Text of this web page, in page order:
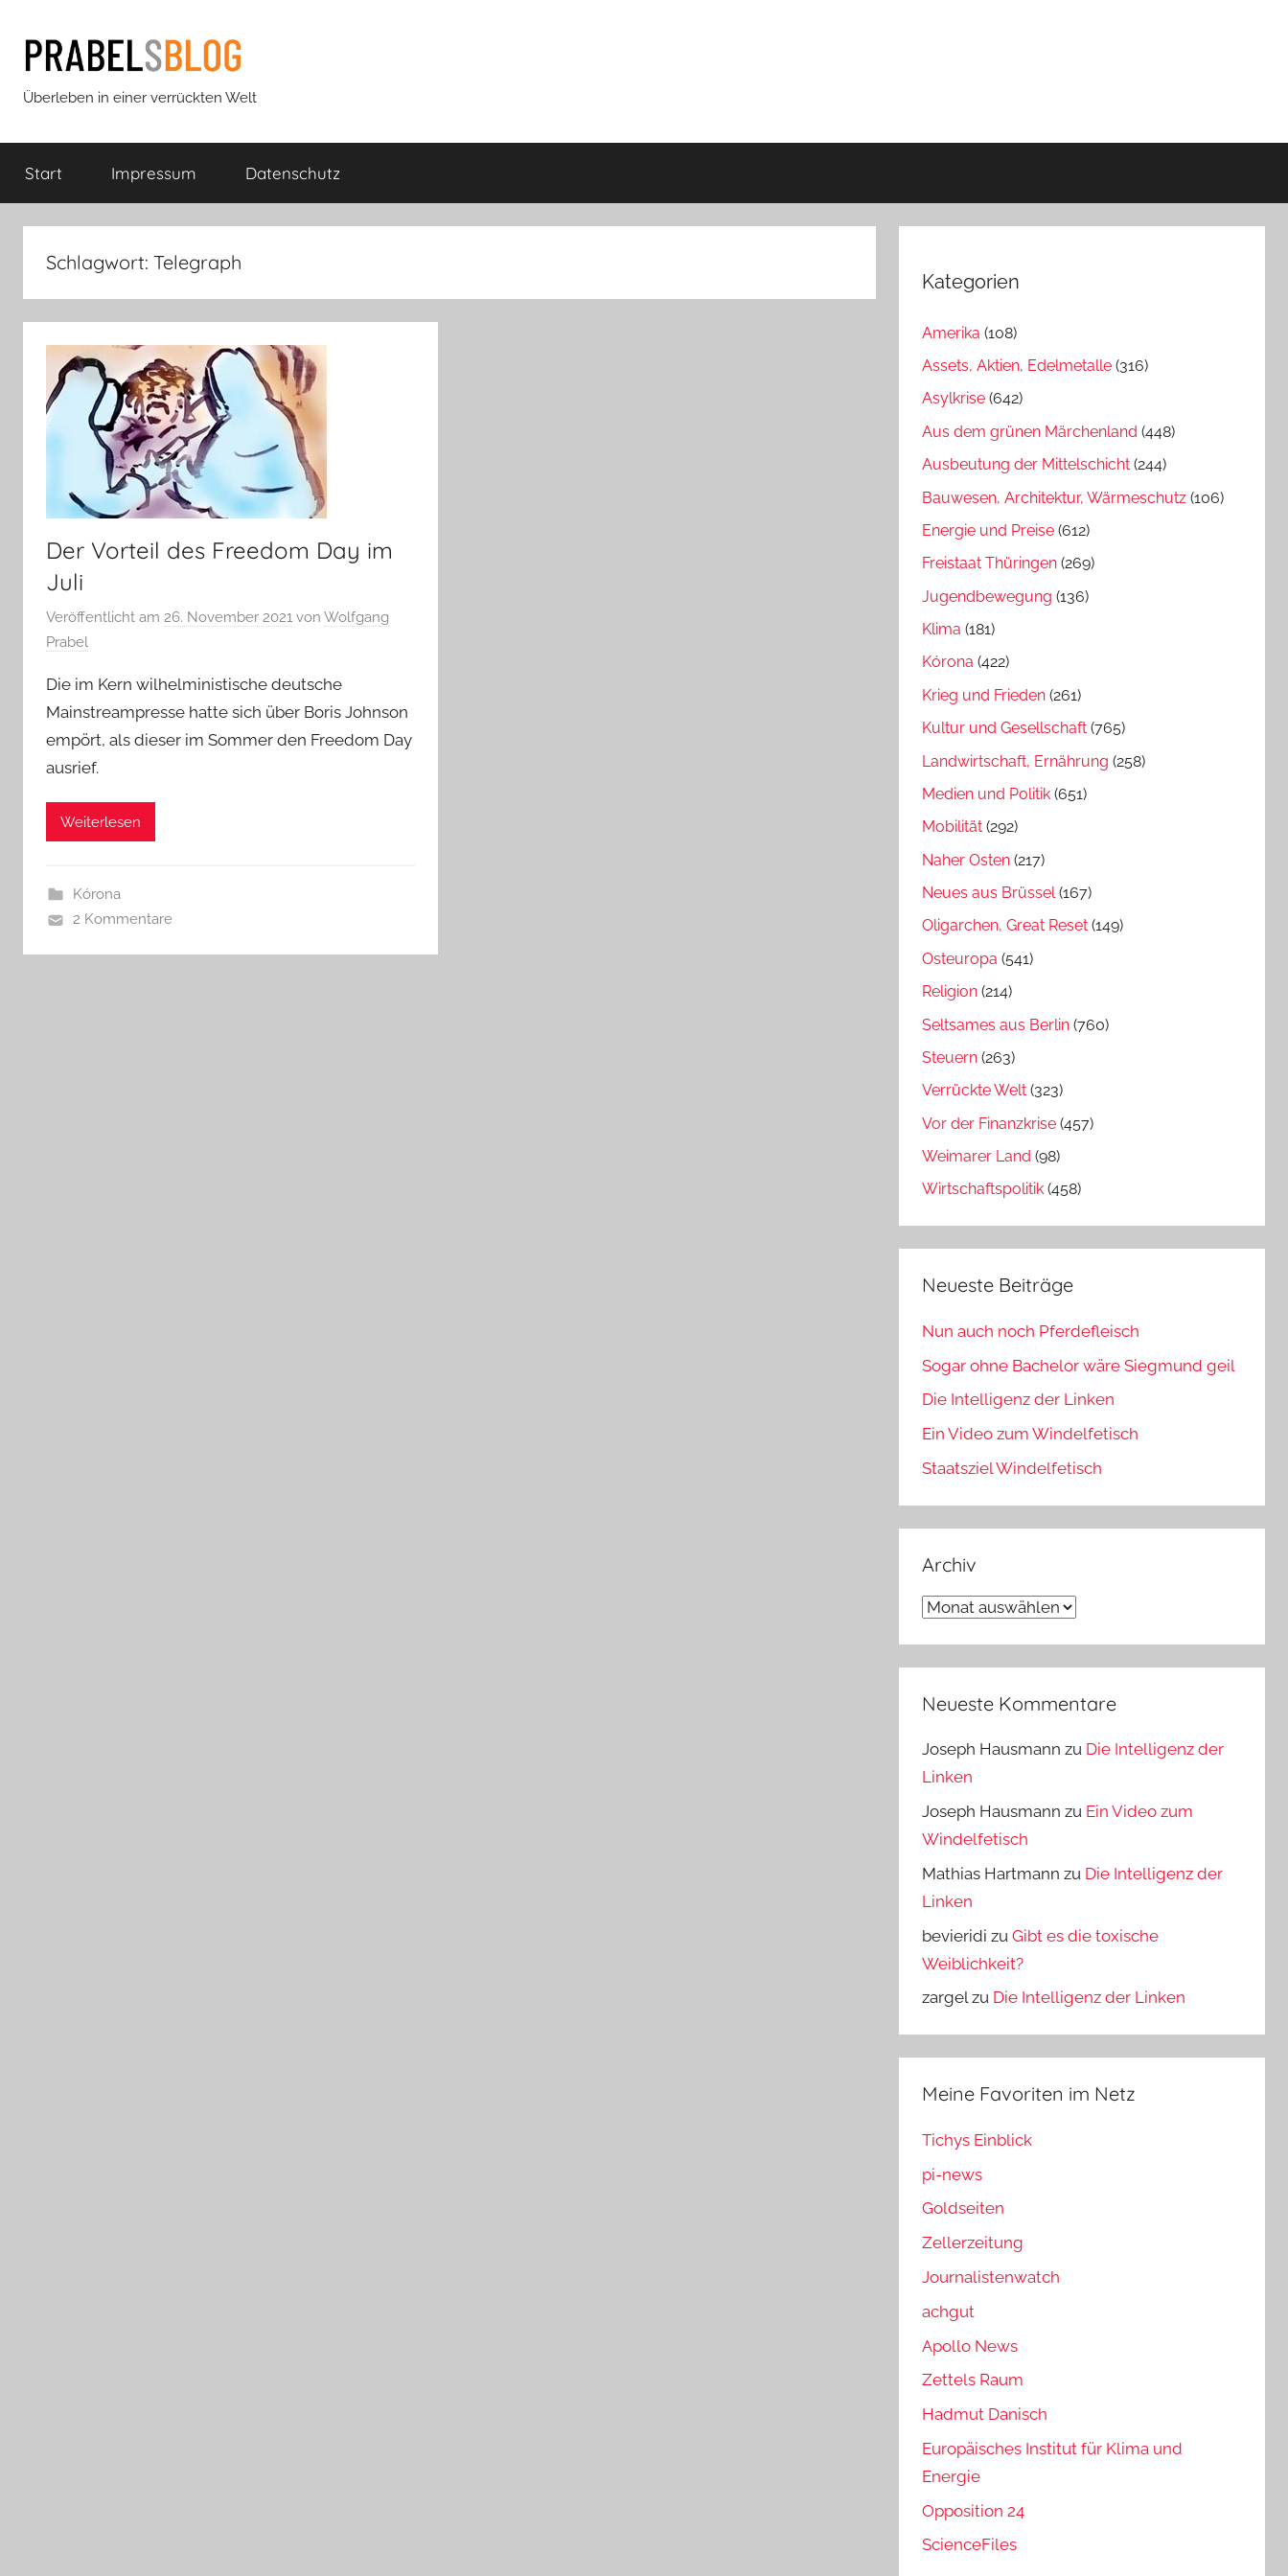
Inhalt
springen
Prabels
Blog
Überleben in einer verrückten Welt
Start Impressum Datenschutz
Schlagwort: Telegraph
Der Vorteil des Freedom Day im
Juli
Veröffentlicht am 26. November 2021 von Wolfgang
Prabel
Die im Kern wilhelministische deutsche
Mainstreampresse hatte sich über Boris Johnson
empört, als dieser im Sommer den Freedom Day
ausrief.
Weiterlesen
Kórona
2 Kommentare
Kategorien
Amerika (108)
Assets, Aktien, Edelmetalle (316)
Asylkrise (642)
Aus dem grünen Märchenland (448)
Ausbeutung der Mittelschicht (244)
Bauwesen, Architektur, Wärmeschutz (106)
Energie und Preise (612)
Freistaat Thüringen (269)
Jugendbewegung (136)
Klima (181)
Kórona (422)
Krieg und Frieden (261)
Kultur und Gesellschaft (765)
Landwirtschaft, Ernährung (258)
Medien und Politik (651)
Mobilität (292)
Naher Osten (217)
Neues aus Brüssel(167)
Oligarchen, Great Reset (149)
Osteuropa (541)
Religion (214)
Seltsames aus Berlin (760)
Steuern (263)
Verrückte Welt (323)
Vor der Finanzkrise (457)
Weimarer Land (98)
Wirtschaftspolitik (458)
Neueste Beiträge
Nun auch noch Pferdefleisch
Sogar ohne Bachelor wäre Siegmund geil
Die Intelligenz der Linken
Ein Video zum Windelfetisch
Staatsziel Windelfetisch
Archiv
Archiv
Neueste Kommentare
Joseph Hausmann zu Die Intelligenz der
Linken
Joseph Hausmann zu Ein Video zum
Windelfetisch
Mathias Hartmann zu Die Intelligenz der
Linken
bevieridi zuGibt es die toxische
Weiblichkeit?
zargelzu Die Intelligenz der Linken
Meine Favoriten im Netz
Tichys Einblick
pi-news
Goldseiten
Zellerzeitung
Journalistenwatch
achgut
Apollo News
Zettels Raum
Hadmut Danisch
Europäisches Institut für Klima und
Energie
Opposition 24
ScienceFiles